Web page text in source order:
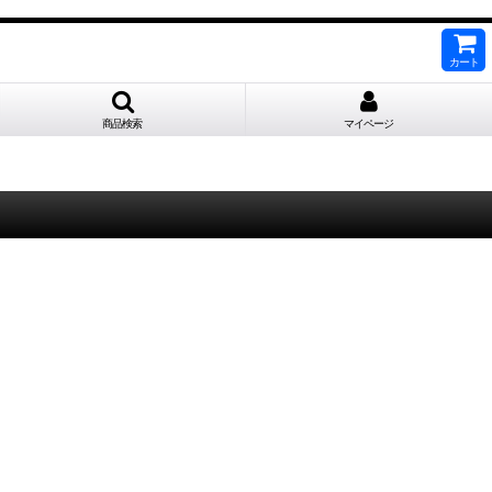
カート
商品検索 マイページ